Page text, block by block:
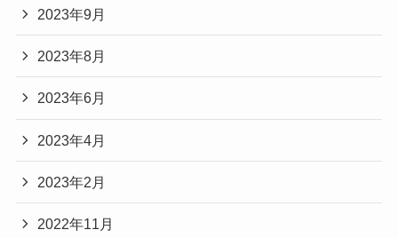
2023年9月
2023年8月
2023年6月
2023年4月
2023年2月
2022年11月